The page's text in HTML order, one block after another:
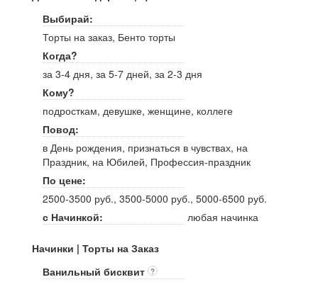
Выбирай:
Торты на заказ, Бенто торты
Когда?
за 3-4 дня, за 5-7 дней, за 2-3 дня
Кому?
подросткам, девушке, женщине, коллеге
Повод:
в День рождения, признаться в чувствах, на
Праздник, на Юбилей, Профессия-праздник
По цене:
2500-3500 руб., 3500-5000 руб., 5000-6500 руб.
с Начинкой:
любая начинка
Начинки | Торты на Заказ
Ванильный бисквит ?